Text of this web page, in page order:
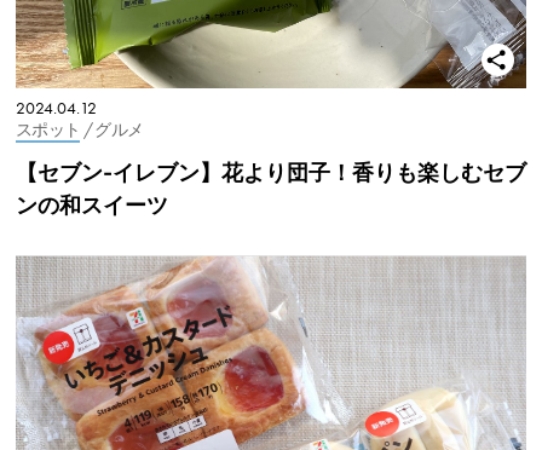
2024.04.12
スポット / グルメ
【セブン-イレブン】花より団子！香りも楽しむセブ
ンの和スイーツ